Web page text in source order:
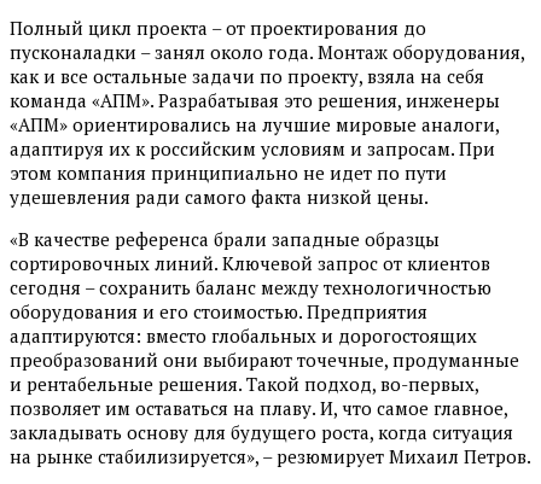
Полный цикл проекта – от проектирования до
пусконаладки – занял около года. Монтаж оборудования,
как и все остальные задачи по проекту, взяла на себя
команда «АПМ». Разрабатывая это решения, инженеры
«АПМ» ориентировались на лучшие мировые аналоги,
адаптируя их к российским условиям и запросам. При
этом компания принципиально не идет по пути
удешевления ради самого факта низкой цены.
«В качестве референса брали западные образцы
сортировочных линий. Ключевой запрос от клиентов
сегодня – сохранить баланс между технологичностью
оборудования и его стоимостью. Предприятия
адаптируются: вместо глобальных и дорогостоящих
преобразований они выбирают точечные, продуманные
и рентабельные решения. Такой подход, во-первых,
позволяет им оставаться на плаву. И, что самое главное,
закладывать основу для будущего роста, когда ситуация
на рынке стабилизируется», – резюмирует Михаил Петров.